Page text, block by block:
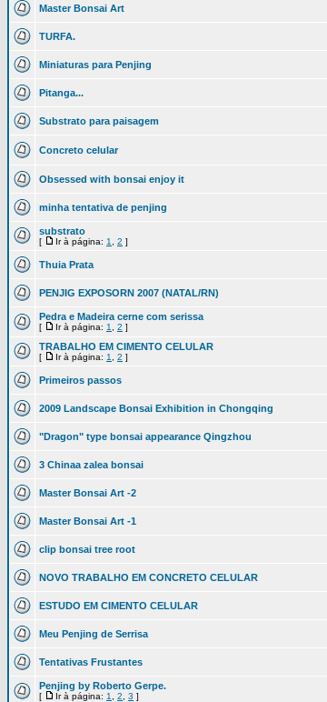
Master Bonsai Art
TURFA.
Miniaturas para Penjing
Pitanga...
Substrato para paisagem
Concreto celular
Obsessed with bonsai enjoy it
minha tentativa de penjing
substrato
[ Ir à página: 1 2 ]
Thuia Prata
PENJIG EXPOSORN 2007 (NATAL/RN)
Pedra e Madeira cerne com serissa
[ Ir à página: 1 2 ]
TRABALHO EM CIMENTO CELULAR
[ Ir à página: 1 2 ]
Primeiros passos
2009 Landscape Bonsai Exhibition in Chongqing
"Dragon" type bonsai appearance Qingzhou
3 Chinaa zalea bonsai
Master Bonsai Art -2
Master Bonsai Art -1
clip bonsai tree root
NOVO TRABALHO EM CONCRETO CELULAR
ESTUDO EM CIMENTO CELULAR
Meu Penjing de Serrisa
Tentativas Frustantes
Penjing by Roberto Gerpe.
[ Ir à página: 1 2 3 ]